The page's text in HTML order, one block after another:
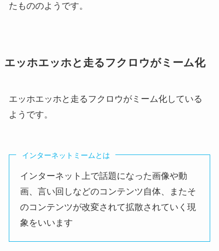
たもののようです。
エッホエッホと走るフクロウがミーム化
エッホエッホと走るフクロウがミーム化している
ようです。
インターネットミームとは
インターネット上で話題になった画像や動
画、言い回しなどのコンテンツ自体、またそ
のコンテンツが改変されて拡散されていく現
象 をいいます